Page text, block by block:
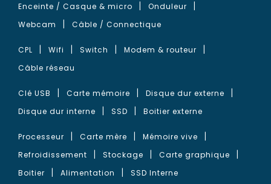
Enceinte / Casque & micro
Onduleur
Webcam
Câble / Connectique
CPL Wifi Switch
Modem & routeur
Câble réseau
Clé USB Carte mémoire
Disque dur externe
Disque dur interne
SSD Boitier externe
Processeur Carte mère
Mémoire vive
Refroidissement
Stockage
Carte graphique
Boitier
Alimentation SSD Interne